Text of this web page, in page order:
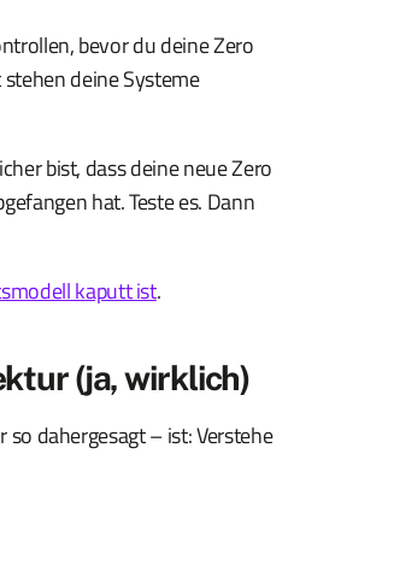
bevor du deine Zero
deine Systeme
bist, dass deine neue Zero
hat. Teste es. Dann
kaputt ist.
(ja, wirklich)
dahergesagt – ist: Verstehe